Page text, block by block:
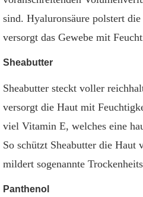
sind. Hyaluronsäure polstert
versorgt das Gewebe mit
Sheabutter
Sheabutter steckt voller
versorgt die Haut mit
viel Vitamin E, welches eine
So schützt Sheabutter die Haut
mildert sogenannte
Panthenol